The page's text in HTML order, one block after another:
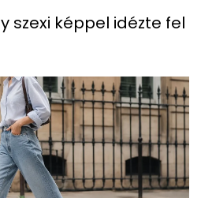
szexi képpel idézte fel